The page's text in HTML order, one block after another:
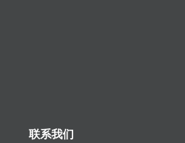
联系我们